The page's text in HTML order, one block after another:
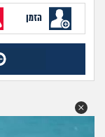
הזמן